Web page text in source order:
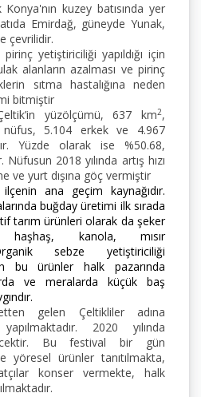
kuzey batısında yer
Emirdağ, güneyde Yunak,
çevrilidir.
yetiştiriciliği yapıldığı için
alanların azalması ve pirinç
sıtma hastalığına neden
bitmiştir
yüzölçümü, 637 km2,
nüfus, 5.104 erkek ve 4.967
Yüzde olarak ise %50.68,
2018 yılında artış hızı
ve yurt dışına göç vermiştir
ilçenin ana geçim kaynağıdır.
buğday üretimi ilk sırada
tarım ürünleri olarak da şeker
haşhaş, kanola, mısır
sebze yetiştiriciliği
bu ürünler halk pazarında
ve meralarda küçük baş
gelen Çeltikliler adına
2020 yılında
Bu festival bir gün
yöresel ürünler tanıtılmakta,
konser vermekte, halk